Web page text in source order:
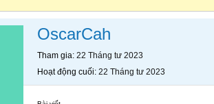
OscarCah
Tham gia 22 Tháng tư 2023
Hoạt động cuối 22 Tháng tư 2023